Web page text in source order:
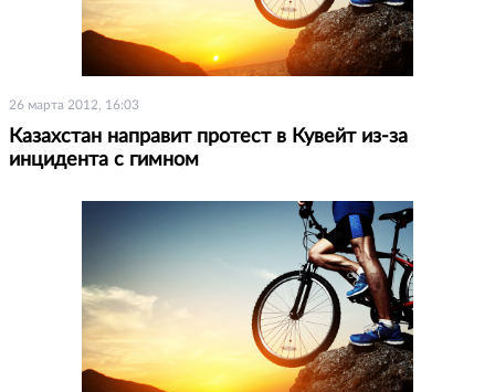
26 марта 2012, 16:03
Казахстан направит протест в Кувейт из-за
инцидента с гимном